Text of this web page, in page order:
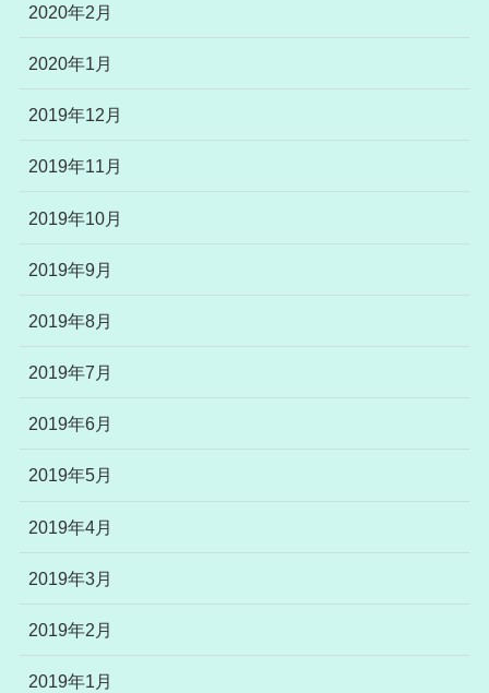
2020年2月
2020年1月
2019年12月
2019年11月
2019年10月
2019年9月
2019年8月
2019年7月
2019年6月
2019年5月
2019年4月
2019年3月
2019年2月
2019年1月